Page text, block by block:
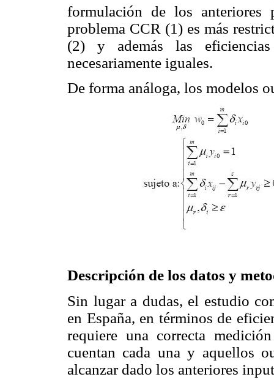
formulación de los anteriores
problema CCR (1) es más
(2) y además las
necesariamente iguales.
De forma análoga, los modelos
Descripción de los datos y
Sin lugar a dudas, el estudio
en España, en términos de
requiere una correcta
cuentan cada una y aquellos
alcanzar dado los anteriores